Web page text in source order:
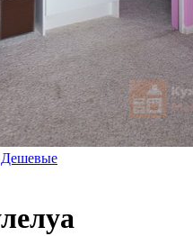
Дешевые